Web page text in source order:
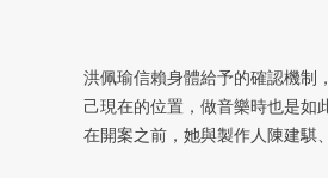
洪佩瑜信賴身體給予的確認機制
己現在的位置，做音樂時也是如
在開案之前，她與製作人陳建騏